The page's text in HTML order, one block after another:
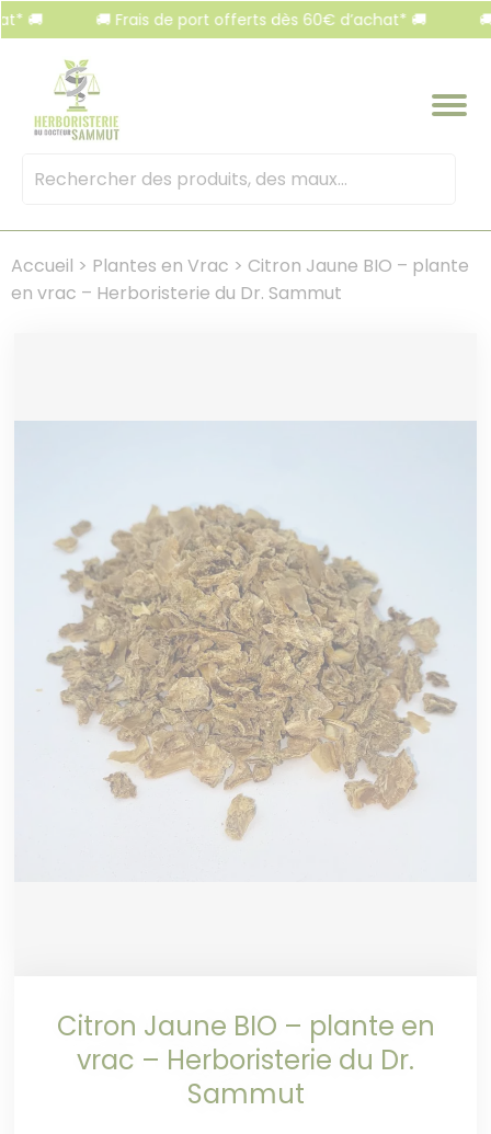
🚚 Frais de port offerts dès 60€ d’achat* 🚚 🚚
Mots
Accueil > Plantes en Vrac > Citron Jaune BIO – plante
en vrac – Herboristerie du Dr. Sammut
Citron Jaune BIO – plante en
vrac – Herboristerie du Dr.
Sammut
Panneau de gestion des cookies